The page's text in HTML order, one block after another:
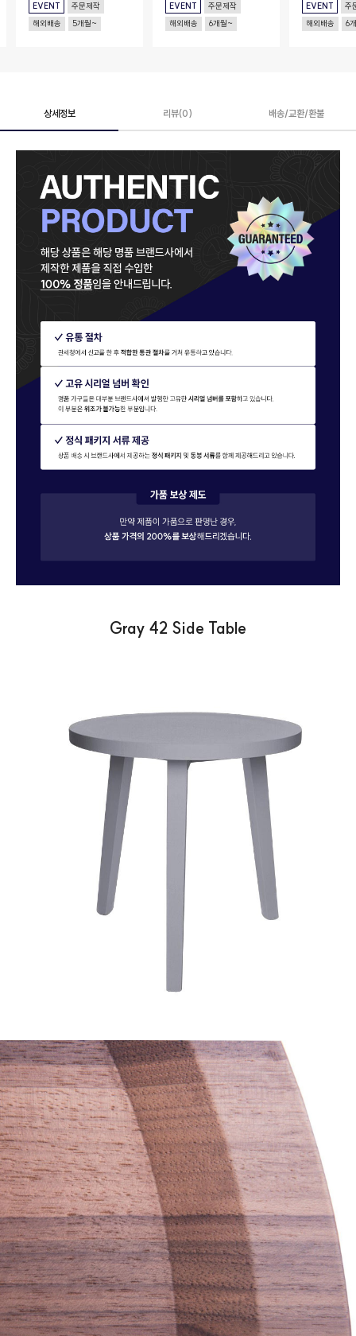
EVENT
주문제작
해외배송
5개월~
EVENT
주문제작
해외배송
6개월~
EVENT
주
해외배송
6
상세정보 리뷰(0) 배송/교환/환불
Gray 42 Side Table